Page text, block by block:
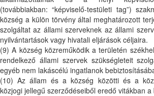
(továbbiakban: “képviselő-testületi tag”)
község a külön törvény által meghatározott
szolgáltat az állami szerveknek az állami
nyilvántartások vagy hivatali eljárások céljaira.
(9) A község közreműködik a területén
rendelkező állami szervek szükségleteit
egyéb nem lakáscélú ingatlanok
(10) Az állam és a község közötti és a
közjogi jellegű szerződéseiből eredő vitákban